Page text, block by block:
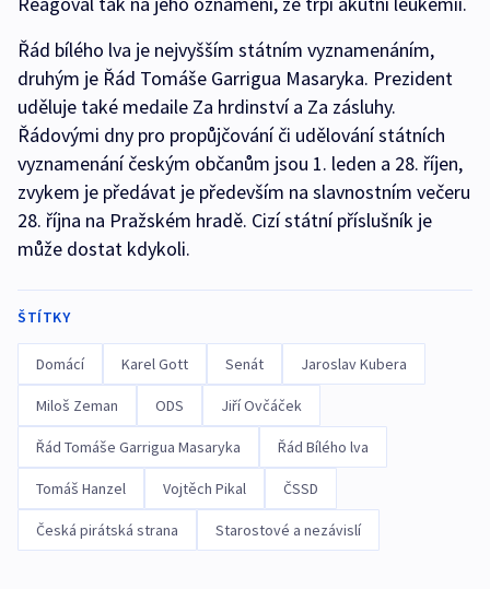
Řád bílého lva je nejvyšším státním vyznamenáním,
druhým je Řád Tomáše Garrigua Masaryka. Prezident
uděluje také medaile Za hrdinství a Za zásluhy.
Řádovými dny pro propůjčování či udělování státních
vyznamenání českým občanům jsou 1. leden a 28. říjen,
zvykem je předávat je především na slavnostním večeru
28. října na Pražském hradě. Cizí státní příslušník je
může dostat kdykoli.
ŠTÍTKY
Domácí Karel Gott Senát Jaroslav Kubera
Miloš Zeman ODS Jiří Ovčáček
Řád Tomáše Garrigua Masaryka Řád Bílého lva
Tomáš Hanzel Vojtěch Pikal ČSSD
Česká pirátská strana Starostové a nezávislí